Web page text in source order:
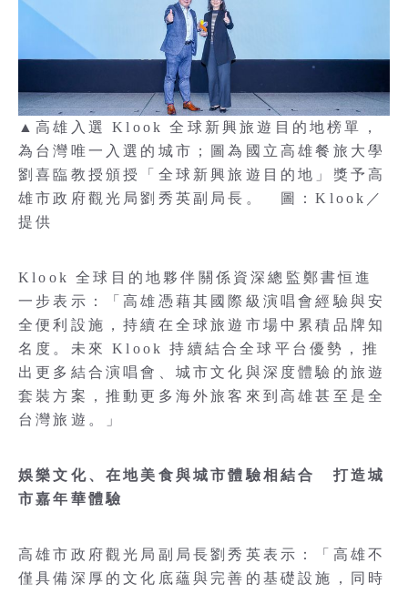
▲高雄入選 Klook 全球新興旅遊目的地榜單，
為台灣唯一入選的城市；圖為國立高雄餐旅大學
劉喜臨教授頒授「全球新興旅遊目的地」獎予高
雄市政府觀光局劉秀英副局長。 圖：Klook／
提供
Klook 全球目的地夥伴關係資深總監鄭書恒進
一步表示：「高雄憑藉其國際級演唱會經驗與安
全便利設施，持續在全球旅遊市場中累積品牌知
名度。未來 Klook 持續結合全球平台優勢，推
出更多結合演唱會、城市文化與深度體驗的旅遊
套裝方案，推動更多海外旅客來到高雄甚至是全
台灣旅遊。」
娛樂文化、在地美食與城市體驗相結合 打造城
市嘉年華體驗
高雄市政府觀光局副局長劉秀英表示：「高雄不
僅具備深厚的文化底蘊與完善的基礎設施，同時